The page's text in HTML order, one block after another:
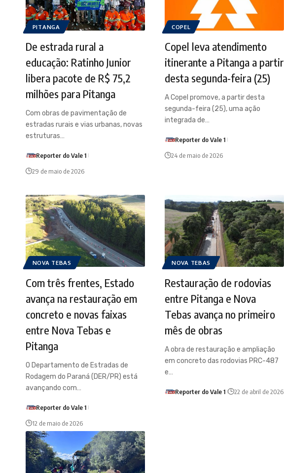
PITANGA
De estrada rural a
educação: Ratinho Junior
libera pacote de R$ 75,2
milhões para Pitanga
Com obras de pavimentação de
estradas rurais e vias urbanas, novas
estruturas…
Reporter do Vale 1
29 de maio de 2026
COPEL
Copel leva atendimento
itinerante a Pitanga a partir
desta segunda-feira (25)
A Copel promove, a partir desta
segunda-feira (25), uma ação
integrada de…
Reporter do Vale 1
24 de maio de 2026
NOVA TEBAS
Com três frentes, Estado
avança na restauração em
concreto e novas faixas
entre Nova Tebas e
Pitanga
O Departamento de Estradas de
Rodagem do Paraná (DER/PR) está
avançando com…
Reporter do Vale 1
12 de maio de 2026
NOVA TEBAS
Restauração de rodovias
entre Pitanga e Nova
Tebas avança no primeiro
mês de obras
A obra de restauração e ampliação
em concreto das rodovias PRC-487
e…
Reporter do Vale 1 22 de abril de 2026